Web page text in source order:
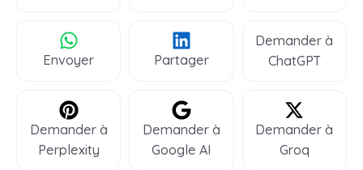
Envoyer Partager
Demander à
ChatGPT
Demander à
Perplexity
Demander à
Google AI
Demander à
Groq